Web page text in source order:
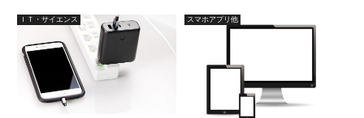
白くて、ついやりこんでしまいま
した。一人プレイなら、ちょっと
ンストール時には、いろいろな権
限を与えてしまっているので、非
ＩＴ・サイエンス スマホアプリ他